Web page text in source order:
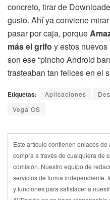
concreto, tirar de
gusto. Ahí ya conviene
pasar por caja, porque
más el grifo y estos
son ese “pincho Android
trasteaban tan felices en el
Etiquetas: Aplicaciones
Vega OS
Este artículo contienen enlaces
compra a través de cualquiera de
comisión. Nuestro equipo de
servicios de forma independiente,
y funciones para satisfacer a